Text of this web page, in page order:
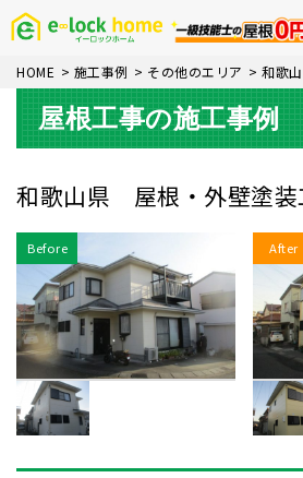
Skip
content
HOME > 施工事例 > その他のエリア > 和歌
屋根工事の施工事例
和歌山県 屋根・外壁塗装
Before After